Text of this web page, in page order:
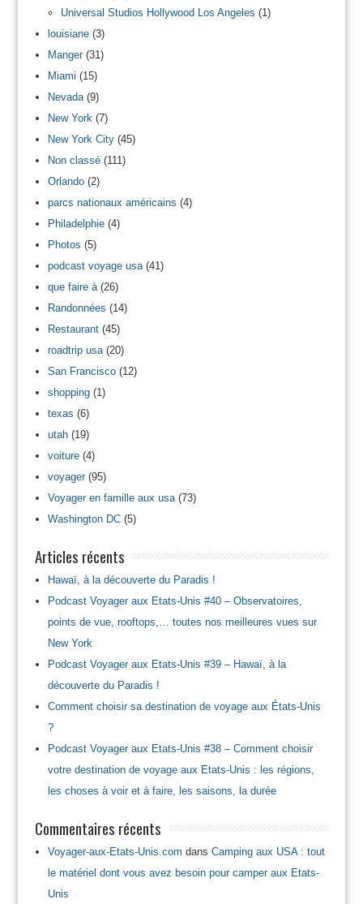
Universal Studios Hollywood Los Angeles (1)
louisiane(3)
Manger(31)
Miami (15)
Nevada(9)
New York (7)
New York City(45)
Non classé(111)
Orlando(2)
parcs nationaux américains (4)
Philadelphie(4)
Photos (5)
podcast voyage usa(41)
que faire à(26)
Randonnées (14)
Restaurant(45)
roadtrip usa(20)
San Francisco(12)
shopping(1)
texas (6)
utah(19)
voiture(4)
voyager(95)
Voyager en famille aux usa(73)
Washington DC(5)
Articles récents
Hawaï, à la découverte du Paradis !
Podcast Voyager aux Etats-Unis #40 – Observatoires,
points de vue, rooftops,… toutes nos meilleures vues sur
New York
Podcast Voyager aux Etats-Unis #39 – Hawaï, à la
découverte du Paradis !
Comment choisir sa destination de voyage aux États-Unis
?
Podcast Voyager aux Etats-Unis #38 – Comment choisir
votre destination de voyage aux Etats-Unis : les régions,
les choses à voir et à faire, les saisons, la durée
Commentaires récents
Voyager-aux-Etats-Unis.com dans Camping aux USA : tout
le matériel dont vous avez besoin pour camper aux Etats-
Unis